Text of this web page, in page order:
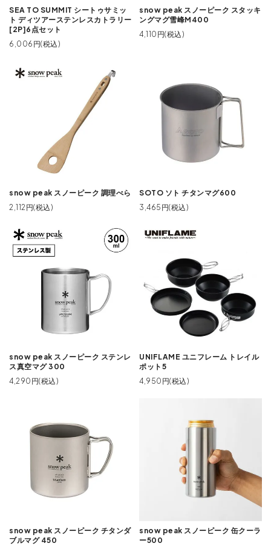
SEA TO SUMMIT シートゥサミッ
ト ディツアーステンレスカトラリー
[2P]6点セット
6,006円(税込)
snow peak スノーピーク スタッキ
ングマグ雪峰M400
4,110円(税込)
snow peak スノーピーク 調理べら
2,112円(税込)
SOTO ソト チタンマグ600
3,465円(税込)
snow peak スノーピーク ステンレ
ス真空マグ 300
4,290円(税込)
UNIFLAME ユニフレーム トレイル
ポット5
4,950円(税込)
snow peak スノーピーク チタンダ
ブルマグ 450
snow peak スノーピーク 缶クーラ
ー500